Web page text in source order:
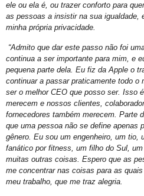
ele ou ela é, ou trazer conforto para
as pessoas a insistir na sua igualdade,
minha própria privacidade.
“Admito que dar este passo não foi
continua a ser importante para mim, e
pequena parte dela. Eu fiz da Apple o
continuar a passar praticamente todo
ser o melhor CEO que posso ser. Isso
merecem e nossos clientes,
fornecedores também merecem. Parte
que uma pessoa não se define apenas
gênero. Eu sou um engenheiro, um tio,
fanático por fitness, um filho do Sul,
muitas outras coisas. Espero que as
me concentrar nas coisas para as
meu trabalho, que me traz alegria.